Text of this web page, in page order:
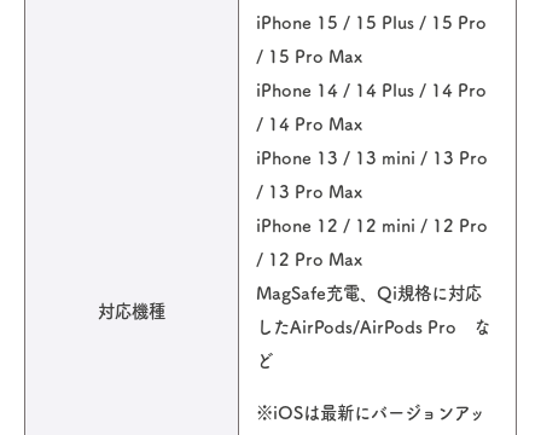
対応機種
iPhone 15 / 15 Plus / 15 Pro
/ 15 Pro Max
iPhone 14 / 14 Plus / 14 Pro
/ 14 Pro Max
iPhone 13 / 13 mini / 13 Pro
/ 13 Pro Max
iPhone 12 / 12 mini / 12 Pro
/ 12 Pro Max
MagSafe充電、Qi規格に対応
したAirPods/AirPods Pro な
ど
※iOSは最新にバージョンアッ